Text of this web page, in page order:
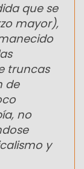
que se
mayor),
truncas
de
no
y